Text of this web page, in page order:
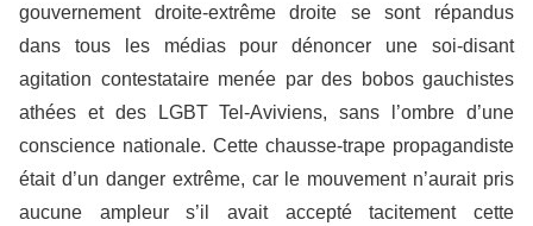
gouvernement droite-extrême droite se sont répandus
dans tous les médias pour dénoncer une soi-disant
agitation contestataire menée par des bobos gauchistes
athées et des LGBT Tel-Aviviens, sans l’ombre d’une
conscience nationale. Cette chausse-trape propagandiste
était d’un danger extrême, car le mouvement n’aurait pris
aucune ampleur s’il avait accepté tacitement cette